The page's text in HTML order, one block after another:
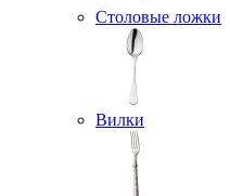
Столовые ложки
Вилки